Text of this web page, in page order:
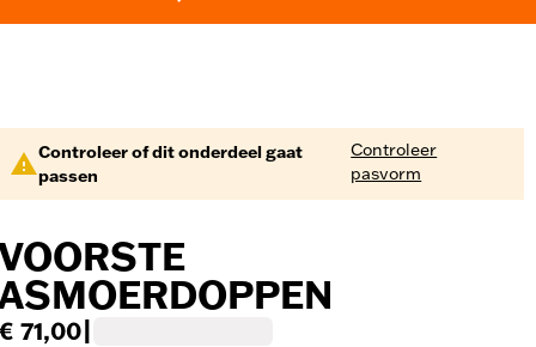
Controleer of dit onderdeel gaat
passen
Controleer
pasvorm
71,00